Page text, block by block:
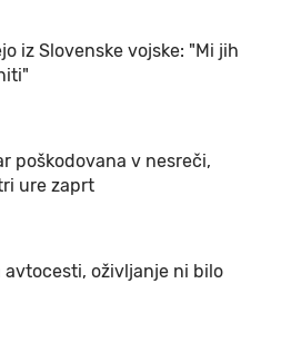
iz Slovenske vojske: "Mi jih
poškodovana v nesreči,
ure zaprt
avtocesti, oživljanje ni bilo